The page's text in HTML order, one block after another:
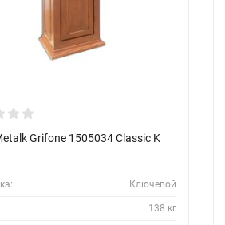
Grifone 1505034 Classic K
Ключевой
138 кг